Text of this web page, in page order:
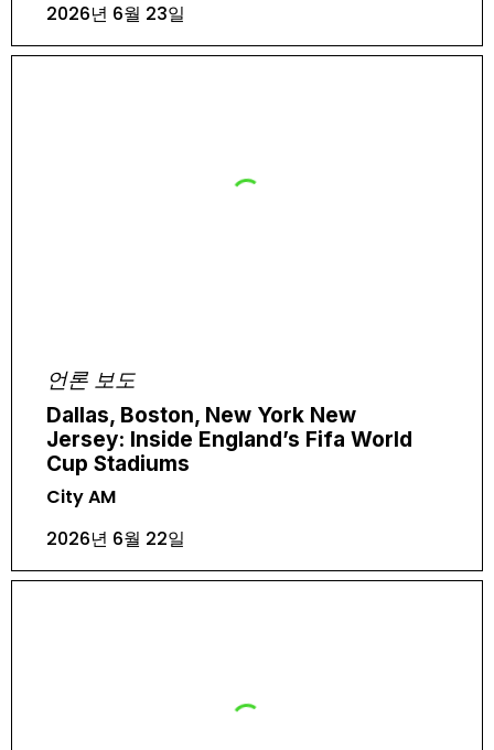
2026년 6월 23일
언론 보도
Dallas, Boston, New York New
Jersey: Inside England’s Fifa World
Cup Stadiums
City AM
2026년 6월 22일